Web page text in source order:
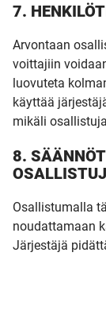
7.
Arvontaan
voittajiin
luovuteta
käyttää
mikäli
8.
Osallistumalla
noudattamaan
Järjestäjä